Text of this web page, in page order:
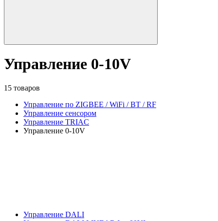
Управление 0-10V
15 товаров
Управление по ZIGBEE / WiFi / BT / RF
Управление сенсором
Управление TRIAC
Управление 0-10V
Управление DALI